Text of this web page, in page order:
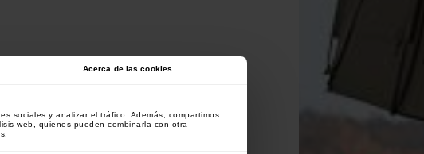
Acerca de las cookies
sociales y analizar el tráfico. Además, compartimos
web, quienes pueden combinarla con otra